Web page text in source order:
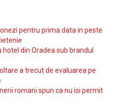
pentru prima data in peste
din Oradea sub brandul
a trecut de evaluarea pe
romani spun ca nu isi permit